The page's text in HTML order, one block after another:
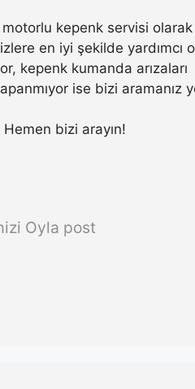
kepenk servisi
en iyi şekilde yardımcı
kepenk kumanda arızaları
ise bizi aramanız
bizi arayın!
Oyla post